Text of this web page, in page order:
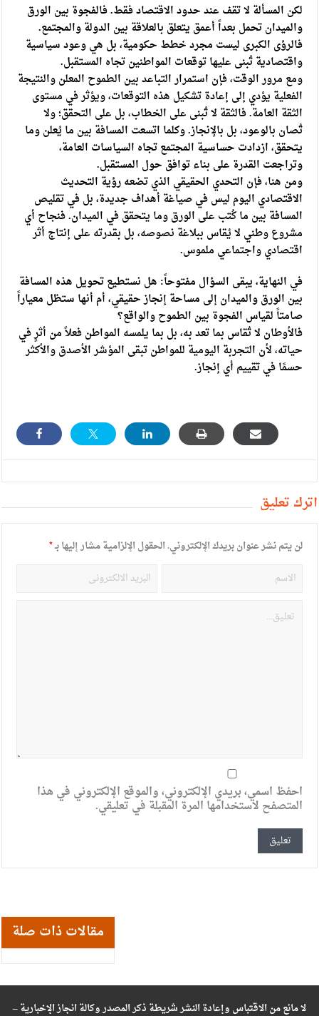
لكن المسألة لا تقف عند حدود الاقتصاد فقط. فالفجوة بين الورق
والميدان تحمل بعداً أعمق يتعلق بالعلاقة بين الدولة والمجتمع.
فالرؤى الكبرى ليست مجرد خطط حكومية، بل هي وعود سياسية
واقتصادية تُبنى عليها توقعات المواطنين تجاه المستقبل.
ومع مرور الوقت، فإن استمرار التباعد بين الطموح المعلن والنتيجة
الفعلية يؤدي إلى إعادة تشكيل هذه التوقعات، ويؤثر في مستوى
الثقة العامة. فالثقة لا تُبنى على الخطاب، بل على التحقق؛ ولا
تُصان بالوعود، بل بالإنجاز. وكلما اتسعت المسافة بين ما يُعلن وما
يتحقق، ازدادت حساسية المجتمع تجاه السياسات العامة،
وتراجعت القدرة على بناء توافق حول المستقبل.
ومن هنا، فإن التحدي الحقيقي الذي تضعه رؤية التحديث
الاقتصادي اليوم ليس في صياغة أهداف جديدة، بل في تقليص
المسافة بين ما كُتب على الورق وما يتحقق في الميدان. فنجاح أي
مشروع وطني لا يُقاس ببلاغة نصوصه، بل بقدرته على إنتاج أثر
اقتصادي واجتماعي ملموس.
في النهاية، يبقى السؤال مفتوحاً: هل نستطيع تحويل هذه المسافة
بين الورق والميدان إلى مساحة إنجاز حقيقي، أم أنها ستظل معياراً
صامتاً لقياس الفجوة بين الطموح والواقع؟
فالأوطان لا تُقاس بما تعد به، بل بما يلمسه المواطن فعلاً من أثرٍ في
حياته، لأن التجربة اليومية للمواطن تبقى المؤشر الأصدق والأكثر
حسمًا في تقييم أي إنجاز.
أترك تعليق
لن يتم نشر عنوان بريدك الإلكتروني.الحقول الإلزامية مشار إليها بـ*
احفظ اسمي، بريدي الإلكتروني، والموقع الإلكتروني في هذا
المتصفح لاستخدامها المرة المقبلة في تعليقي.
مقالات ذات صلة
لا مانع من الاقتباس وإعادة النشر شريطة ذكر المصدر وكالة انجاز الإخبارية –